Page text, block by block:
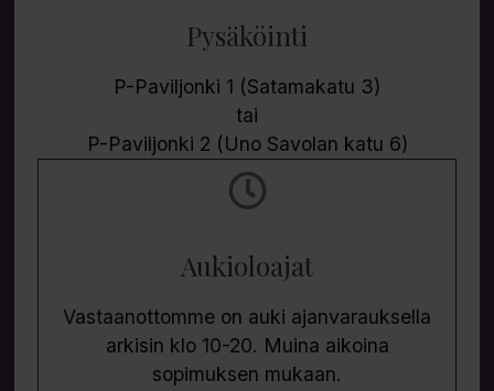
Pysäköinti
P-Paviljonki 1 (Satamakatu 3)
tai
P-Paviljonki 2 (Uno Savolan katu 6)
Aukioloajat
Vastaanottomme on auki ajanvarauksella
arkisin klo 10-20. Muina aikoina
sopimuksen mukaan.